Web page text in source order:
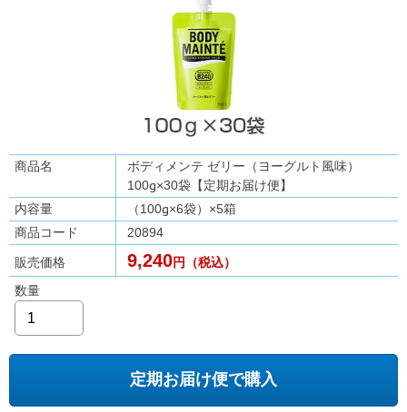
商品名
ボディメンテ ゼリー（ヨーグルト風味）
100g×30袋【定期お届け便】
内容量
（100g×6袋）×5箱
商品コード
20894
販売価格 9,240円（税込）
数量
定期お届け便で購入